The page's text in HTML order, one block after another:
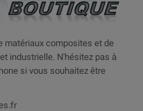
matériaux composites et de
industrielle. N'hésitez pas à
si vous souhaitez être